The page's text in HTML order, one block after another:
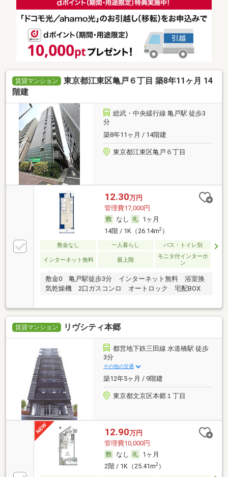
賃貸マンション
東京都江東区亀戸６丁目 築8年11ヶ月 14
階建
総武・中央緩行線 亀戸駅 徒歩3
分
築8年11ヶ月 / 14階建
東京都江東区亀戸６丁目
12.30万円
管理費17,000円
なし
1ヶ月
14階 / 1K（26.14m2）
敷金なし 一人暮らし バス・トイレ別
インターネット無料 最上階
モニタ付インターホ
ン
敷金0 亀戸駅徒歩3分 インターネット無料 浴室換
気乾燥機 2口ガスコンロ オートロック 宅配BOX
賃貸マンション リヴシティ本郷
都営地下鉄三田線 水道橋駅 徒歩
3分
その他の交通
築12年5ヶ月 / 9階建
東京都文京区本郷１丁目
12.90万円
管理費10,000円
なし
1ヶ月
2階 / 1K（25.41m2）